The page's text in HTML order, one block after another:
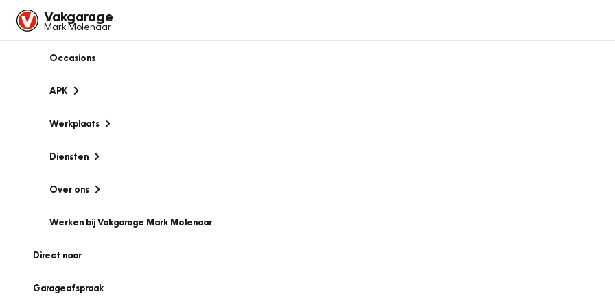
Vakgarage
Mark Molenaar
Occasions
APK
Werkplaats
Diensten
Over ons
Werken bij Vakgarage Mark Molenaar
Direct naar
Garageafspraak